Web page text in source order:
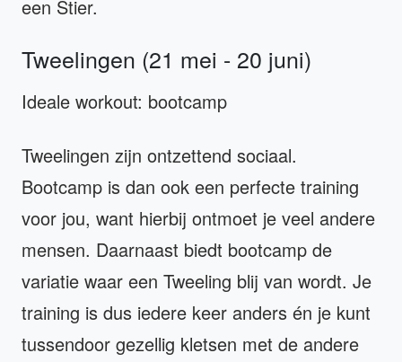
een Stier.
Tweelingen (21 mei - 20 juni)
Ideale workout: bootcamp
Tweelingen zijn ontzettend sociaal.
Bootcamp is dan ook een perfecte training
voor jou, want hierbij ontmoet je veel andere
mensen. Daarnaast biedt bootcamp de
variatie waar een Tweeling blij van wordt. Je
training is dus iedere keer anders én je kunt
tussendoor gezellig kletsen met de andere